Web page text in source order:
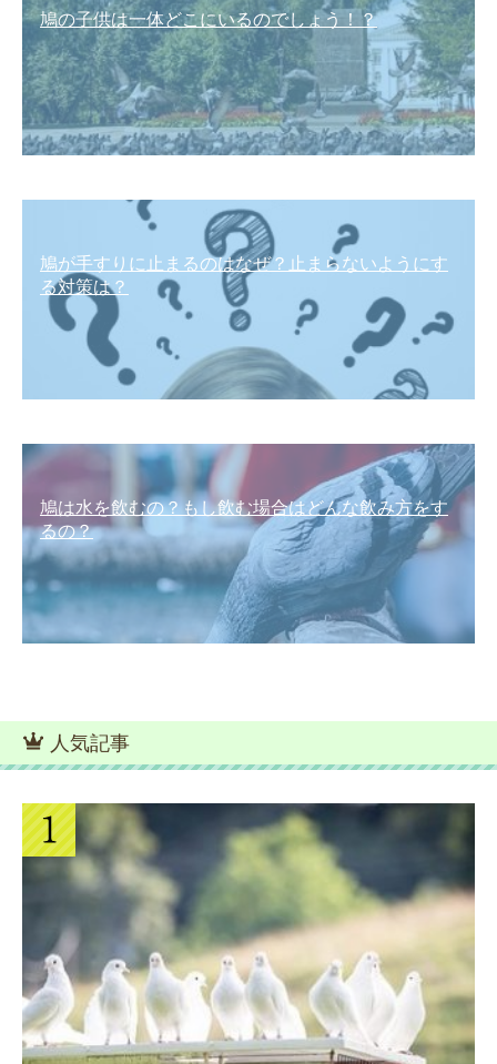
鳩の子供は一体どこにいるのでしょう！？
鳩が手すりに止まるのはなぜ？止まらないようにす
る対策は？
鳩は水を飲むの？もし飲む場合はどんな飲み方をす
るの？
人気記事